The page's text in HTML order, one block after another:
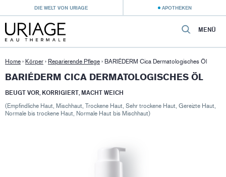
DIE WELT VON URIAGE APOTHEKEN
MENÜ
Home › Körper › Reparierende Pflege › BARIÉDERM Cica Dermatologisches Öl
BARIÉDERM CICA DERMATOLOGISCHES ÖL
BEUGT VOR, KORRIGIERT, MACHT WEICH
(Empfindliche Haut, Mischhaut, Trockene Haut, Sehr trockene Haut, Gereizte Haut,
Normale bis trockene Haut, Normale Haut bis Mischhaut)